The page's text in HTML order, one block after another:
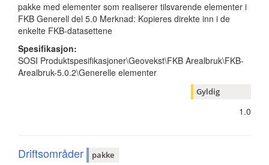
pakke med elementer som realiserer tilsvarende elementer i
FKB Generell del 5.0 Merknad: Kopieres direkte inn i de
enkelte FKB-datasettene
Spesifikasjon:
SOSI Produktspesifikasjoner\Geovekst\FKB Arealbruk\FKB-
Arealbruk-5.0.2\Generelle elementer
Gyldig
1.0
Driftsområder pakke